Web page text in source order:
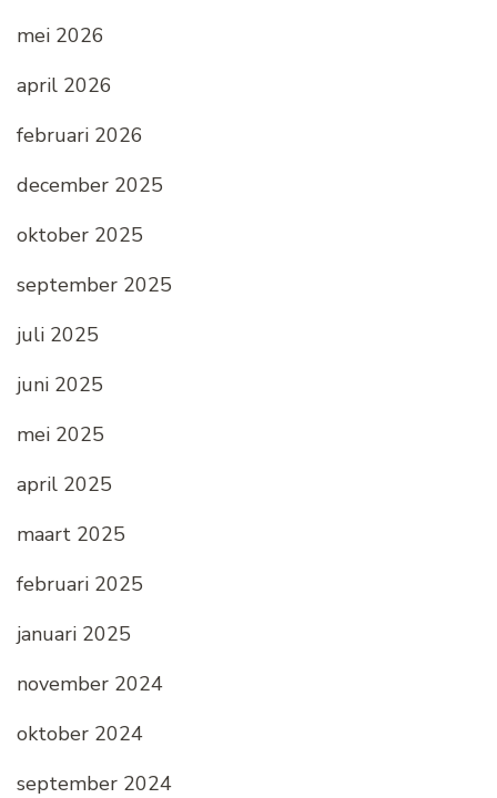
mei 2026
april 2026
februari 2026
december 2025
oktober 2025
september 2025
juli 2025
juni 2025
mei 2025
april 2025
maart 2025
februari 2025
januari 2025
november 2024
oktober 2024
september 2024